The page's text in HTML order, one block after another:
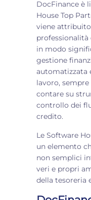
DocFinance è
House Top
viene
in modo
gestione
automatizzata
lavoro,
contare su
controllo dei
credito.
Le Software
un elemento
non semplici
veri e propri
della tesoreria